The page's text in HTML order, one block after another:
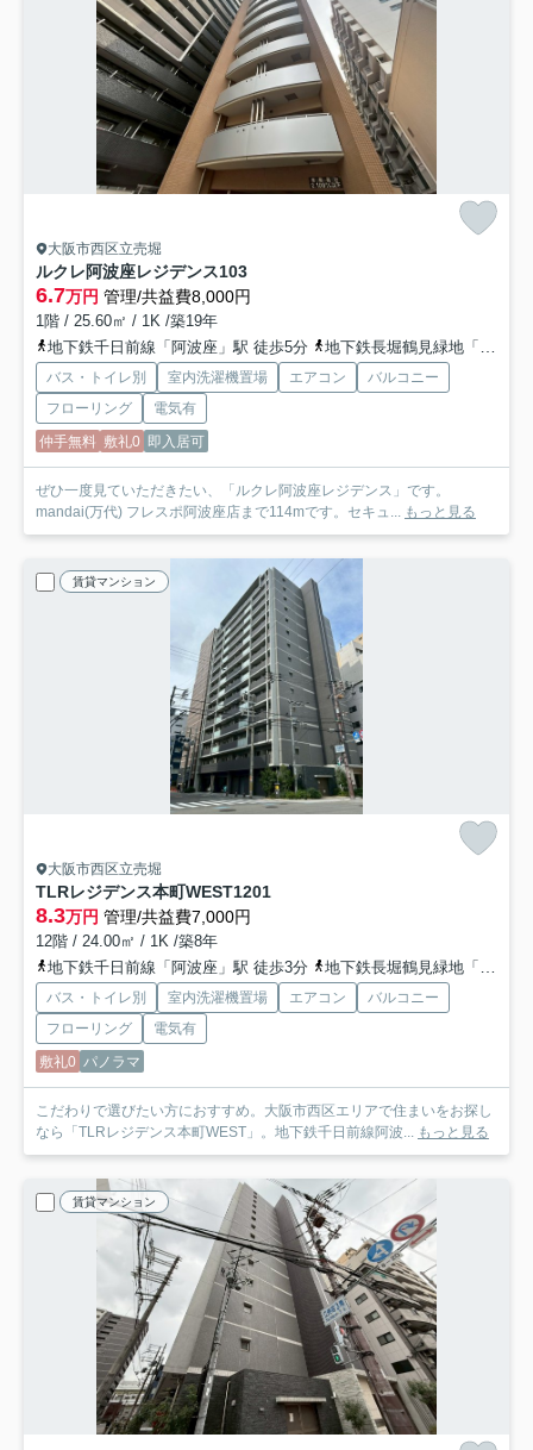
大阪市西区立売堀
ルクレ阿波座レジデンス103
6.7万円 管理/共益費8,000円
1階 / 25.60㎡ / 1K /築19年
地下鉄千日前線「阿波座」駅 徒歩5分
地下鉄長堀鶴見緑地「西長堀」駅 徒歩7分
バス・トイレ別 室内洗濯機置場 エアコン
バルコニー
フローリング
電気有
仲手無料 敷礼0 即入居可
ぜひ一度見ていただきたい、「ルクレ阿波座レジデンス」です。
mandai(万代) フレスポ阿波座店まで114mです。セキュ... もっと見る
賃貸マンション
大阪市西区立売堀
TLRレジデンス本町WEST1201
8.3万円 管理/共益費7,000円
12階 / 24.00㎡ / 1K /築8年
地下鉄千日前線「阿波座」駅 徒歩3分
地下鉄長堀鶴見緑地「西長堀」駅 徒歩5分
バス・トイレ別 室内洗濯機置場 エアコン
バルコニー
フローリング
電気有
敷礼0 パノラマ
こだわりで選びたい方におすすめ。大阪市西区エリアで住まいをお探し
なら「TLRレジデンス本町WEST」。地下鉄千日前線阿波... もっと見る
賃貸マンション